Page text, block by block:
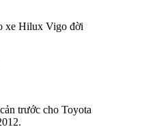
xe Hilux Vigo đời